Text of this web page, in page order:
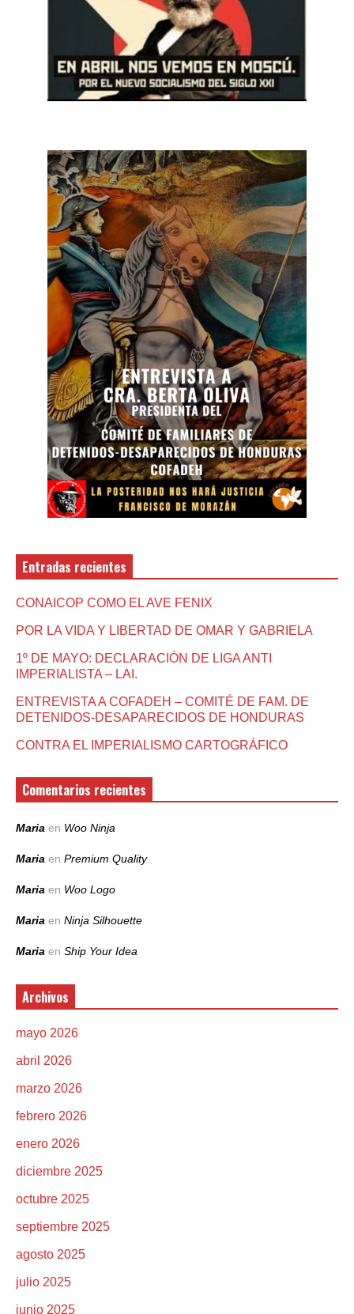
Entradas recientes
CONAICOP COMO EL AVE FENIX
POR LA VIDA Y LIBERTAD DE OMAR Y GABRIELA
1º DE MAYO: DECLARACIÓN DE LIGA ANTI
IMPERIALISTA – LAI.
ENTREVISTA A COFADEH – COMITÉ DE FAM. DE
DETENIDOS-DESAPARECIDOS DE HONDURAS
CONTRA EL IMPERIALISMO CARTOGRÁFICO
Comentarios recientes
Maria en Woo Ninja
Maria en Premium Quality
Maria en Woo Logo
Maria en Ninja Silhouette
Maria en Ship Your Idea
Archivos
mayo 2026
abril 2026
marzo 2026
febrero 2026
enero 2026
diciembre 2025
octubre 2025
septiembre 2025
agosto 2025
julio 2025
junio 2025